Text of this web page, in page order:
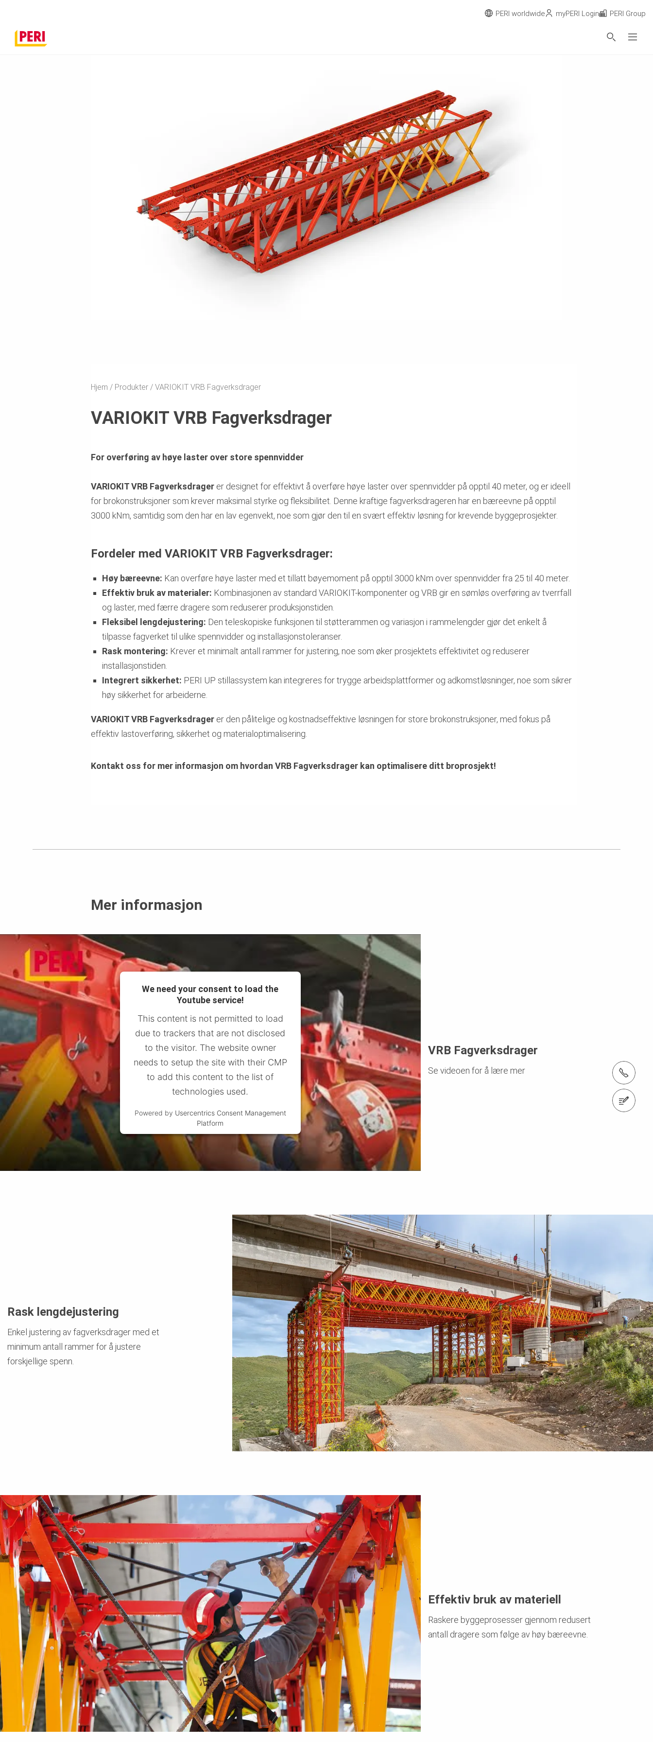
Hjem Produkter VARIOKIT VRB Fagverksdrager
VARIOKIT VRB Fagverksdrager
For overføring av høye laster over store spennvidder
VARIOKIT VRB Fagverksdrager er designet for effektivt å overføre høye laster over spennvidder på opptil 40 meter, og er ideell
for brokonstruksjoner som krever maksimal styrke og fleksibilitet. Denne kraftige fagverksdrageren har en bæreevne på opptil
3000 kNm, samtidig som den har en lav egenvekt, noe som gjør den til en svært effektiv løsning for krevende byggeprosjekter.
Fordeler med VARIOKIT VRB Fagverksdrager:
Høy bæreevne: Kan overføre høye laster med et tillatt bøyemoment på opptil 3000 kNm over spennvidder fra 25 til 40 meter.
Effektiv bruk av materialer: Kombinasjonen av standard VARIOKIT-komponenter og VRB gir en sømløs overføring av tverrfall
og laster, med færre dragere som reduserer produksjonstiden.
Fleksibel lengdejustering: Den teleskopiske funksjonen til støtterammen og variasjon i rammelengder gjør det enkelt å
tilpasse fagverket til ulike spennvidder og installasjonstoleranser.
Rask montering: Krever et minimalt antall rammer for justering, noe som øker prosjektets effektivitet og reduserer
installasjonstiden.
Integrert sikkerhet: PERI UP stillassystem kan integreres for trygge arbeidsplattformer og adkomstløsninger, noe som sikrer
høy sikkerhet for arbeiderne.
VARIOKIT VRB Fagverksdrager er den pålitelige og kostnadseffektive løsningen for store brokonstruksjoner, med fokus på
effektiv lastoverføring, sikkerhet og materialoptimalisering.
Kontakt oss for mer informasjon om hvordan VRB Fagverksdrager kan optimalisere ditt broprosjekt!
Mer informasjon
We need your consent to load the
Youtube service!
This content is not permitted to load
due to trackers that are not disclosed
to the visitor. The website owner
needs to setup the site with their CMP
to add this content to the list of
technologies used.
Powered by Usercentrics Consent Management
Platform
VRB Fagverksdrager
Se videoen for å lære mer
Rask lengdejustering
Enkel justering av fagverksdrager med et
minimum antall rammer for å justere
forskjellige spenn.
Effektiv bruk av materiell
Raskere byggeprosesser gjennom redusert
antall dragere som følge av høy bæreevne.
PERI worldwide myPERI Login PERI Group